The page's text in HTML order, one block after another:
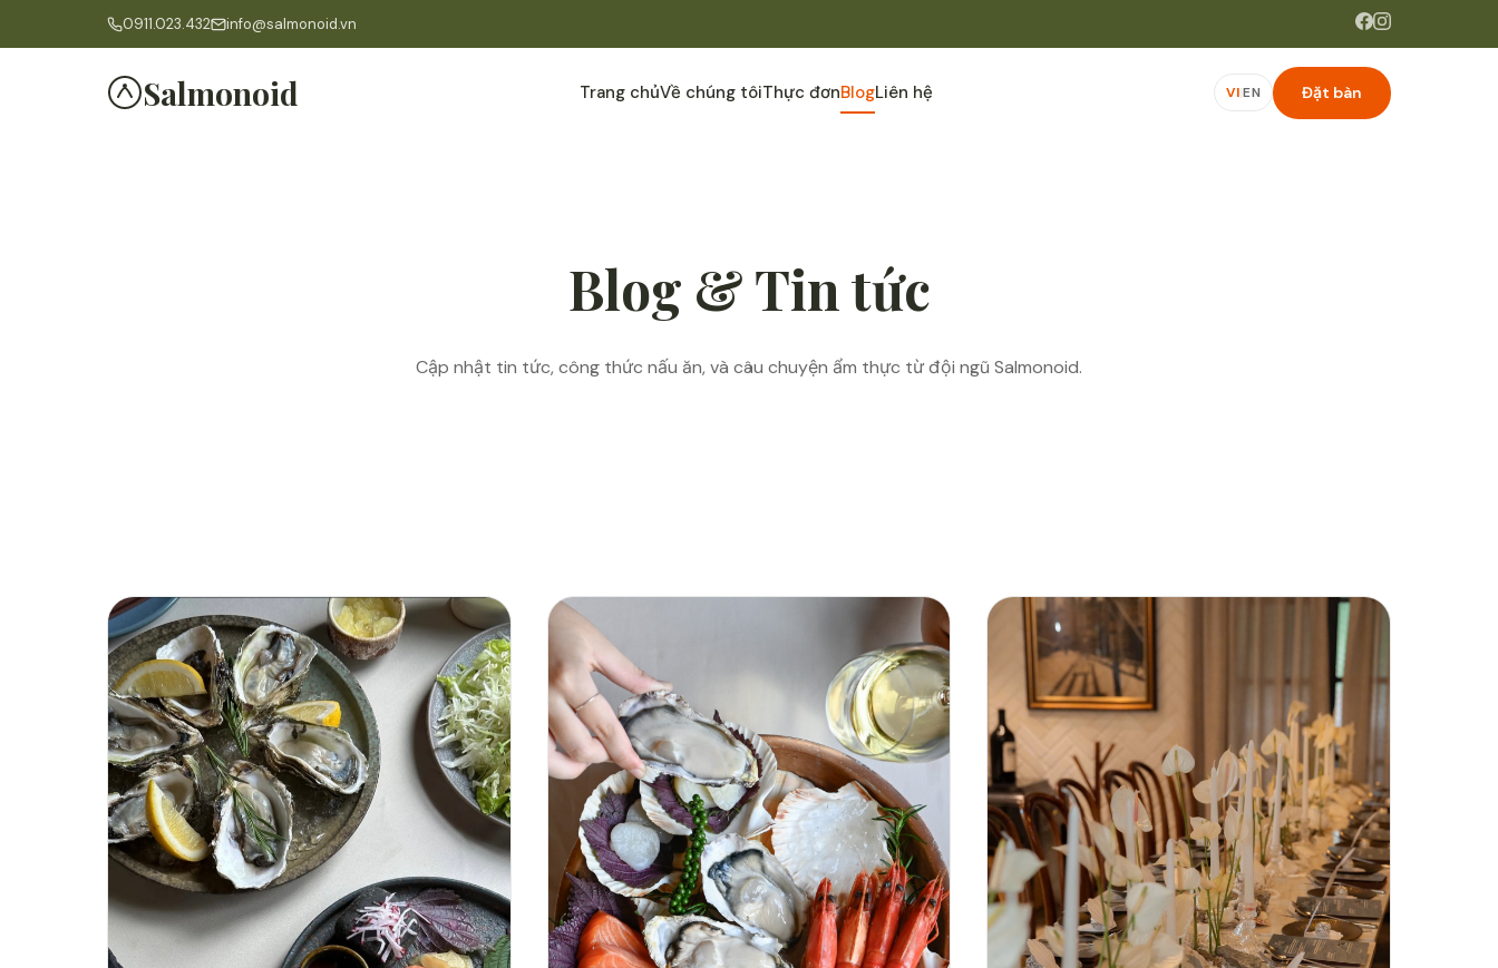
0911.023.432 info@salmonoid.vn
Salmonoid Trang chủVề chúng tôiThực đơnBlogLiên hệ VI|EN Đặt bàn
Blog & Tin tức
Cập nhật tin tức, công thức nấu ăn, và câu chuyện ẩm thực từ đội ngũ Salmonoid.